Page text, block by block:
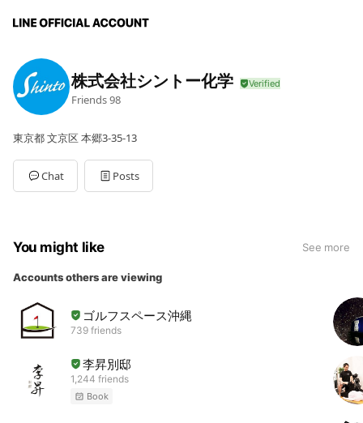
株式会社シントー化学
Friends98
東京都 文京区 本郷3-35-13
Chat Posts
You might like See more
Accounts others are viewing
ゴルフスペース沖縄
739 friends
李昇別邸
1,244 friends
Book